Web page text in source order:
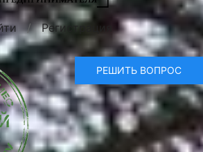
/ Регистрация
РЕШИТЬ ВОПРОС